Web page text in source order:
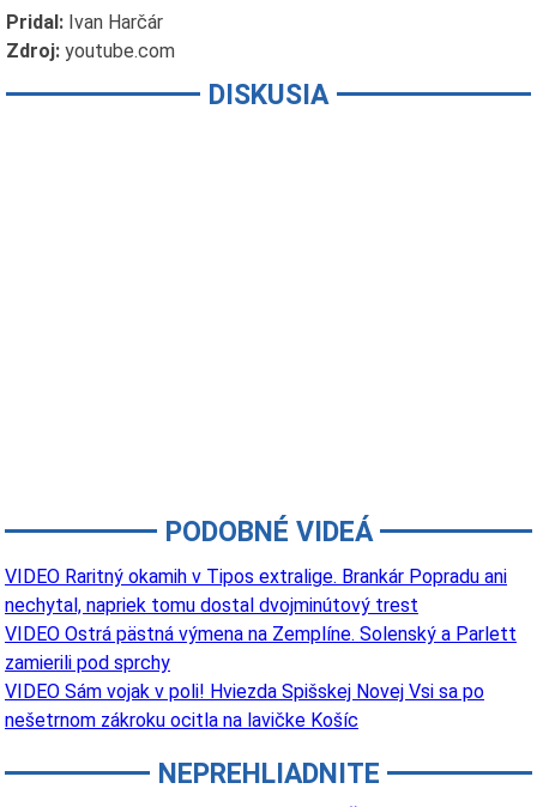
Pridal: Ivan Harčár
Zdroj: youtube.com
DISKUSIA
PODOBNÉ VIDEÁ
VIDEO Raritný okamih v Tipos extralige. Brankár Popradu ani
nechytal, napriek tomu dostal dvojminútový trest
VIDEO Ostrá pästná výmena na Zemplíne. Solenský a Parlett
zamierili pod sprchy
VIDEO Sám vojak v poli! Hviezda Spišskej Novej Vsi sa po
nešetrnom zákroku ocitla na lavičke Košíc
NEPREHLIADNITE